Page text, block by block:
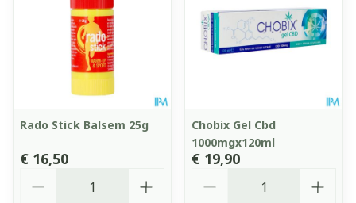
Rado Stick Balsem 25g
€ 16,50
Chobix Gel Cbd
1000mgx120ml
€ 19,90